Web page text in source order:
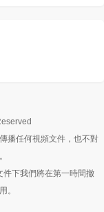
播任何視頻文件，也不對
下我們將在第一時間撤
。